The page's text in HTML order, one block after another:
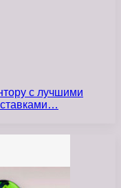
с лучшими